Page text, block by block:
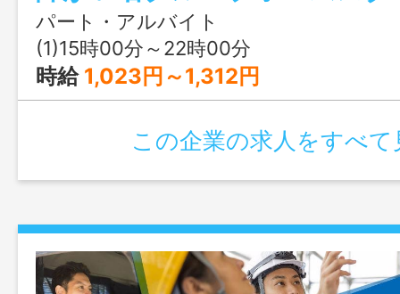
録などの入力・作成 ※未経験の方でも
がありますので安心して勤務可 【業務
話人、生活支援員
パート・アルバイト
(1)15時00分～22時00分
時給 1,023円～1,312円
この企業の求人をすべて